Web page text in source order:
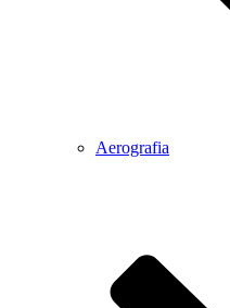
Aerografia